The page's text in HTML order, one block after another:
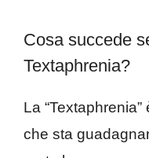
Cosa succede
Textaphrenia?
La “Textaphrenia”
che sta